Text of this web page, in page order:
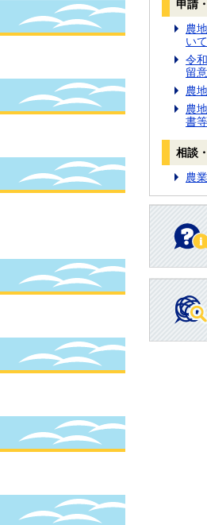
申請
農
いて
令
留
農
農
書
相談
農